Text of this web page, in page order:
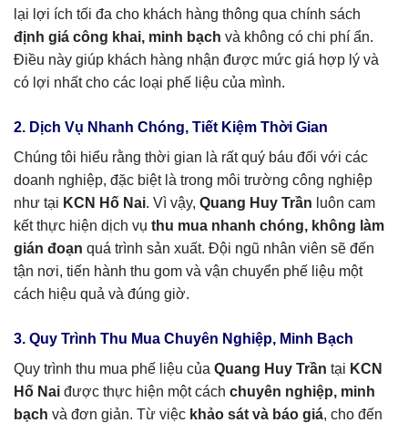
lại lợi ích tối đa cho khách hàng thông qua chính sách
định giá công khai, minh bạch và không có chi phí ẩn.
Điều này giúp khách hàng nhận được mức giá hợp lý và
có lợi nhất cho các loại phế liệu của mình.
2. Dịch Vụ Nhanh Chóng, Tiết Kiệm Thời Gian
Chúng tôi hiểu rằng thời gian là rất quý báu đối với các
doanh nghiệp, đặc biệt là trong môi trường công nghiệp
như tại KCN Hố Nai. Vì vậy, Quang Huy Trần luôn cam
kết thực hiện dịch vụ thu mua nhanh chóng, không làm
gián đoạn quá trình sản xuất. Đội ngũ nhân viên sẽ đến
tận nơi, tiến hành thu gom và vận chuyển phế liệu một
cách hiệu quả và đúng giờ.
3. Quy Trình Thu Mua Chuyên Nghiệp, Minh Bạch
Quy trình thu mua phế liệu của Quang Huy Trần tại KCN
Hố Nai được thực hiện một cách chuyên nghiệp, minh
bạch và đơn giản. Từ việc khảo sát và báo giá, cho đến